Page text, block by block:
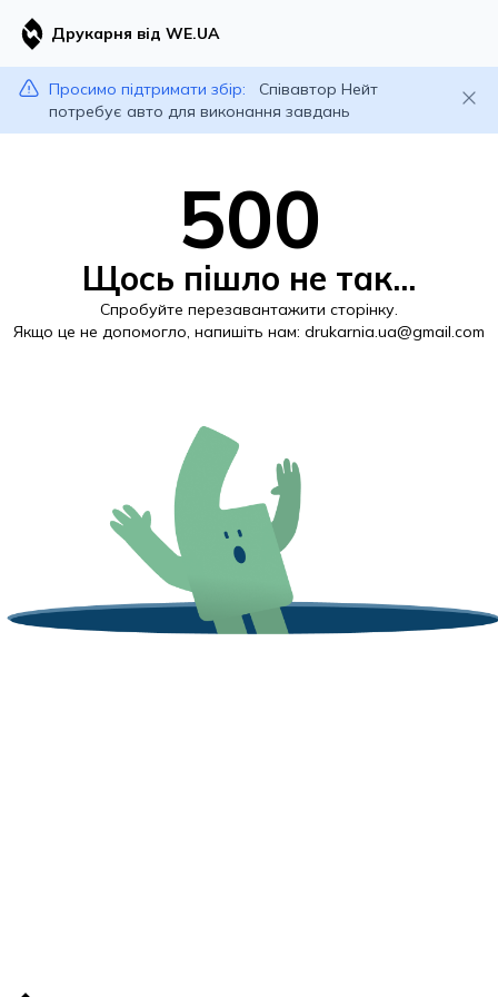
Друкарня від WE.UA
Просимо підтримати збір:
Співавтор Нейт
потребує авто для виконання завдань
500
Щось пішло не так...
Спробуйте перезавантажити сторінку.
Якщо це не допомогло, напишіть нам: drukarnia.ua@gmail.com